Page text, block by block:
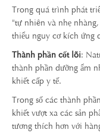
Trong quá trình phát
"tự nhiên và nhẹ
thiểu nguy cơ kích ứng
Thành phần cốt lõi:
thành phần dưỡng ẩm
khiết cấp y tế.
Trong số các thành
khiết vượt xa các sản
tương thích hơn với